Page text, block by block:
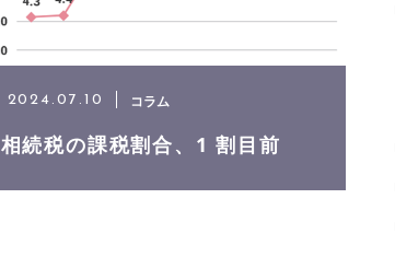
2024.07.10 コラム
相続税の課税割合、1 割目前